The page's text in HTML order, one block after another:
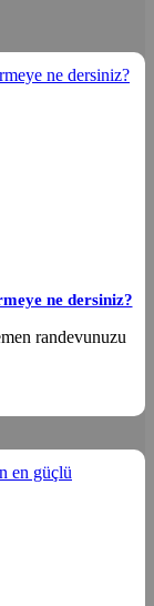
ne dersiniz?
randevunuzu